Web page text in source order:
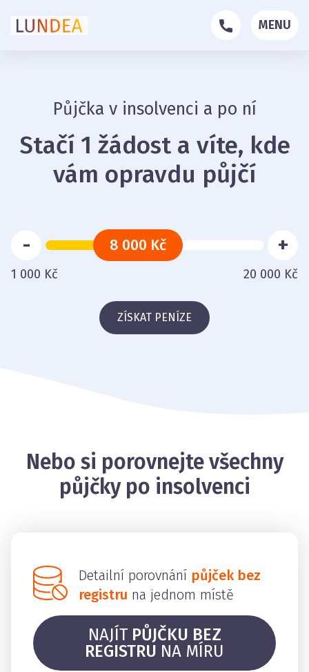
MENU
Půjčka v insolvenci a po ní
Stačí 1 žádost a víte, kde
vám opravdu půjčí
8 000 Kč
- +
1 000 Kč 20 000 Kč
ZÍSKAT PENÍZE
Nebo si porovnejte všechny
půjčky po insolvenci
Detailní porovnání půjček bez
registru na jednom místě
NAJÍT PŮJČKU BEZ
REGISTRU NA MÍRU